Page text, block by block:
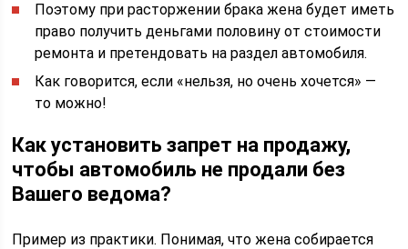
Поэтому при расторжении брака жена будет иметь
право получить деньгами половину от стоимости
ремонта и претендовать на раздел автомобиля.
Как говорится, если «нельзя, но очень хочется» —
то можно!
Как установить запрет на продажу,
чтобы автомобиль не продали без
Вашего ведома?
Пример из практики. Понимая, что жена собирается